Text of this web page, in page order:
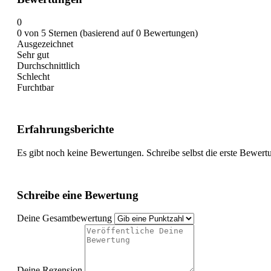
0
0 von 5 Sternen (basierend auf 0 Bewertungen)
Ausgezeichnet
Sehr gut
Durchschnittlich
Schlecht
Furchtbar
Erfahrungsberichte
Es gibt noch keine Bewertungen. Schreibe selbst die erste
Schreibe eine Bewertung
Deine Gesamtbewertung